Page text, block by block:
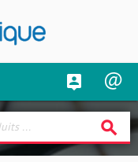
search